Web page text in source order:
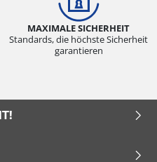
MAXIMALE SICHERHEIT
Standards, die höchste Sicherheit
garantieren